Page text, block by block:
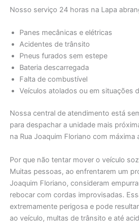
Nosso serviço 24 horas na Lapa
Panes mecânicas e elétricas
Acidentes de trânsito
Pneus furados sem estepe
Bateria descarregada
Falta de combustível
Veículos atolados ou em situações
Nossa central de atendimento está
para despachar a unidade mais
na Rua Joaquim Floriano com máxima
Por que não tentar mover o veículo
Muitas pessoas, ao enfrentarem um
Joaquim Floriano, consideram
rebocar com cordas improvisadas.
extremamente perigosa e pode
ao veículo, multas de trânsito e até